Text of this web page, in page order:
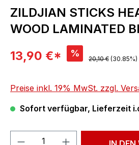
ZILDJIAN STICKS
WOOD LAMINATED
Verkaufspreis:
13,90 €* % Regulärer Preis:
20,10 € (30.85%)
Preise inkl. 19% MwSt. zzgl.
Sofort verfügbar, Lieferzeit
Produkt Anzahl: Gib